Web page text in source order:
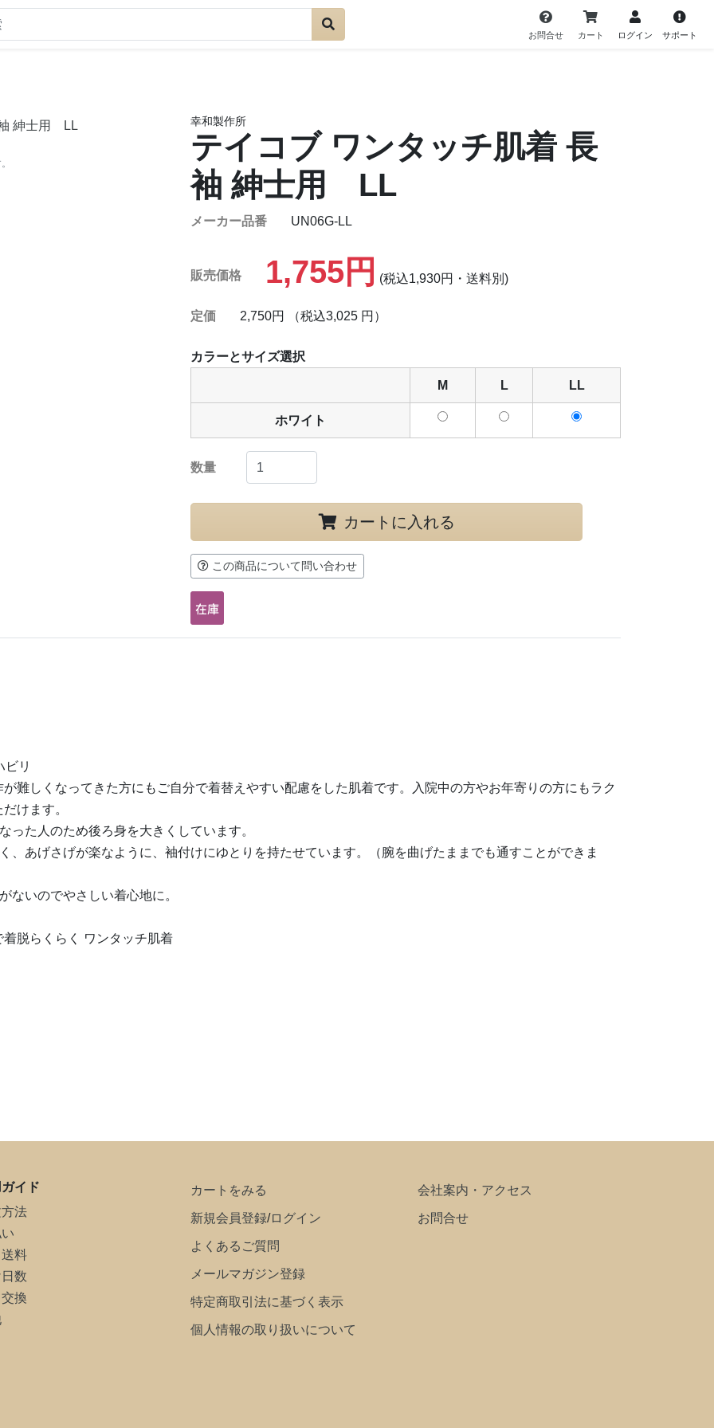
お問合せ カート ログイン サポート
幸和製作所
テイコブ ワンタッチ肌着 長
袖 紳士用 LL
メーカー品番 UN06G-LL
販売価格 1,755円 (税込1,930円・送料別)
定価 2,750円 （税込3,025 円）
カラーとサイズ選択
M L LL
ホワイト
数量
カートに入れる
この商品について問い合わせ
ビリ
難しくなってきた方にもご自分で着替えやすい配慮をした肌着です。入院中の方やお年寄りの方にもラク
けます。
った人のため後ろ身を大きくしています。
、あげさげが楽なように、袖付けにゆとりを持たせています。（腕を曲げたままでも通すことができま
ないのでやさしい着心地に。
脱らくらく ワンタッチ肌着
イド
法
料
数
換
カートをみる
新規会員登録/ログイン
よくあるご質問
メールマガジン登録
特定商取引法に基づく表示
個人情報の取り扱いについて
会社案内・アクセス
お問合せ